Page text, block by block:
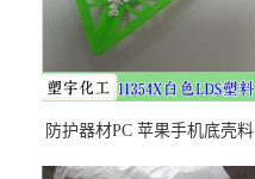
防护器材PC 苹果手机底壳料